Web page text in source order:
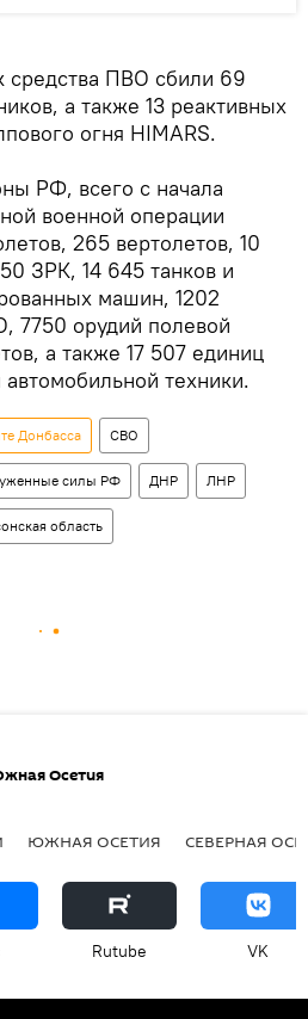
средства ПВО сбили 69
а также 13 реактивных
огня HIMARS.
РФ, всего с начала
военной операции
265 вертолетов, 10
ЗРК, 14 645 танков и
машин, 1202
орудий полевой
а также 17 507 единиц
техники.
Донбасса СВО
силы РФ ДНР ЛНР
область
Осетия
ЮЖНАЯ ОСЕТИЯ СЕВЕРНАЯ
Rutube VK